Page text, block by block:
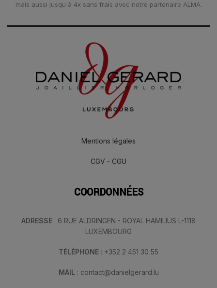
mais aussi jusqu'à 4x sans frais avec notre partenaire ALMA.
Mentions légales
CGV - CGU
COORDONNÉES
ADRESSE : 6 RUE ALDRINGEN - ROYAL HAMILIUS L-1118
LUXEMBOURG
TÉLÉPHONE : +352 2 451 30 55
MAIL : contact@danielgerard.lu